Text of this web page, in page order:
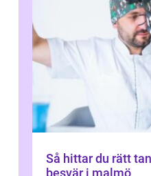
Så hittar du rätt
besvär i malmö